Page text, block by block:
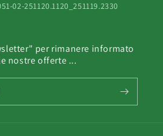
02-251120.1120_251119.2330
per rimanere informato
nostre offerte ...